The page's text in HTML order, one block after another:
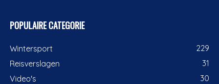
POPULAIRE CATEGORIE
Wintersport
229
Reisverslagen
31
Video's
30